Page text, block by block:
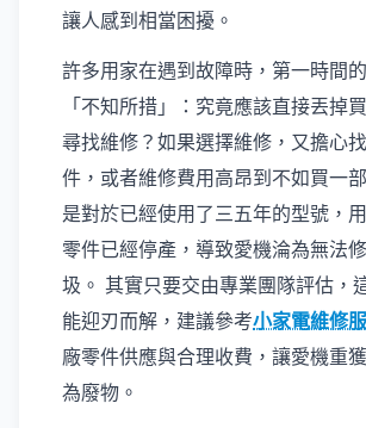
讓人感到相當困擾。
許多用家在遇到故障時，第一時間
「不知所措」：究竟應該直接丟掉
尋找維修？如果選擇維修，又擔心
件，或者維修費用高昂到不如買一
是對於已經使用了三五年的型號，
零件已經停產，導致愛機淪為無法
圾。 其實只要交由專業團隊評估，
能迎刃而解，建議參考小家電維修
廠零件供應與合理收費，讓愛機重
為廢物。